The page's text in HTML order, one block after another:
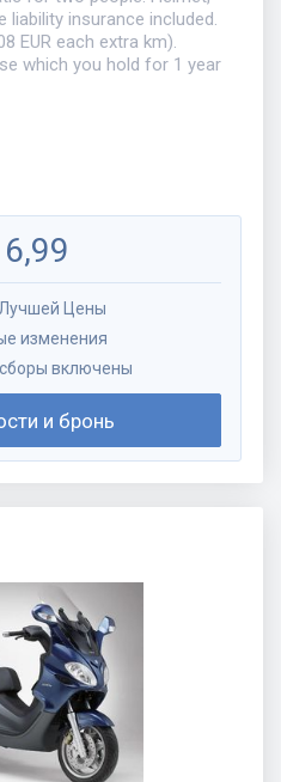
liability insurance included.
EUR each extra km).
which you hold for 1 year
Лучшей Цены
изменения
включены
и бронь